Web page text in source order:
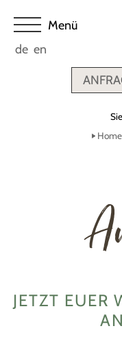
de en
Home
JETZT EUER